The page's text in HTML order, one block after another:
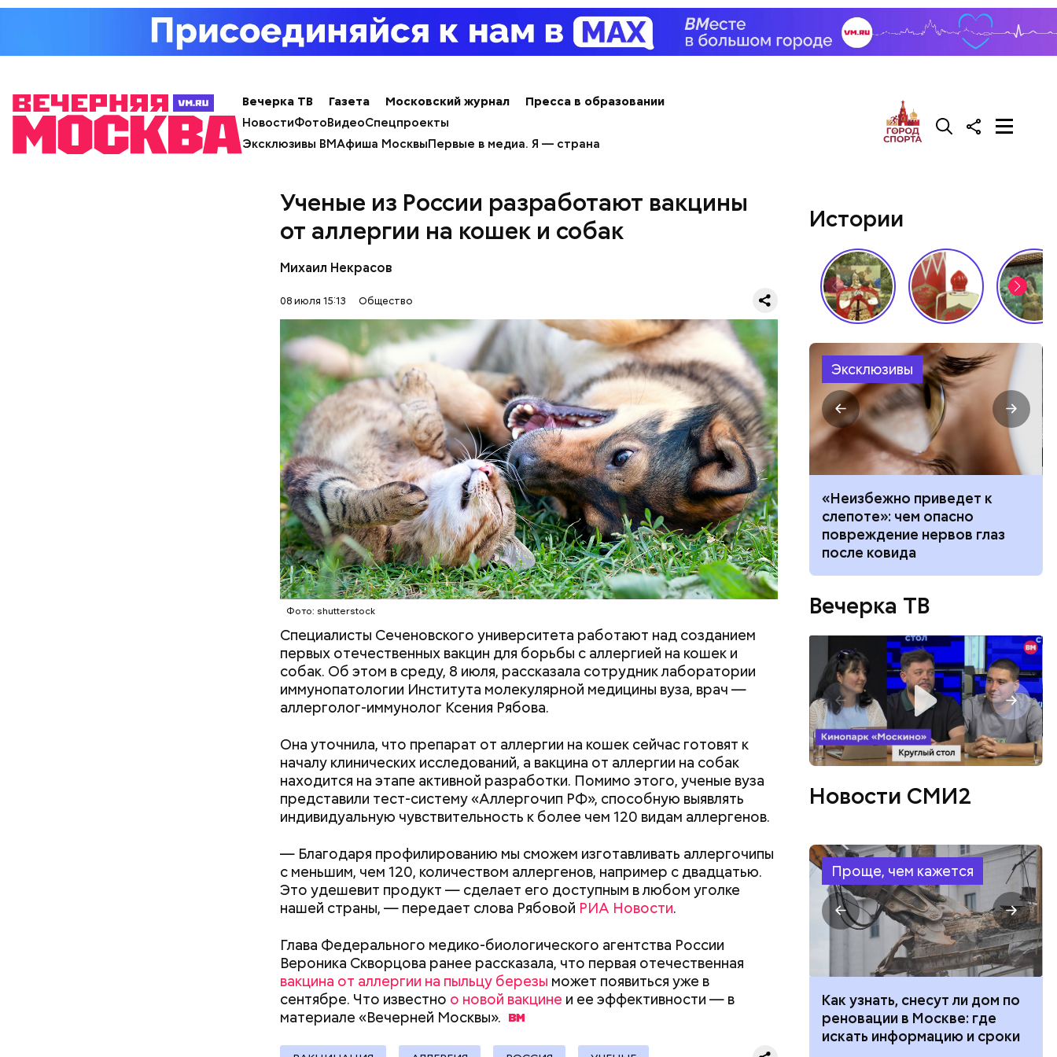
Вечерка ТВ Газета Московский журнал
Пресса в образовании
НовостиФотоВидеоСпецпроекты
Эксклюзивы ВМАфиша МосквыПервые в медиа. Я — страна
Ученые из России разработают вакцины
от аллергии на кошек и собак
Михаил Некрасов
08 июля 15:13 Общество
Фото: shutterstock
Специалисты Сеченовского университета работают над созданием
первых отечественных вакцин для борьбы с аллергией на кошек и
собак. Об этом в среду, 8 июля, рассказала сотрудник лаборатории
иммунопатологии Института молекулярной медицины вуза, врач —
аллерголог-иммунолог Ксения Рябова.
Она уточнила, что препарат от аллергии на кошек сейчас готовят к
началу клинических исследований, а вакцина от аллергии на собак
находится на этапе активной разработки. Помимо этого, ученые вуза
представили тест-систему «Аллергочип РФ», способную выявлять
индивидуальную чувствительность к более чем 120 видам аллергенов.
— Благодаря профилированию мы сможем изготавливать аллергочипы
с меньшим, чем 120, количеством аллергенов, например с двадцатью.
Это удешевит продукт — сделает его доступным в любом уголке
нашей страны, — передает слова Рябовой РИА Новости.
Глава Федерального медико-биологического агентства России
Вероника Скворцова ранее рассказала, что первая отечественная
вакцина от аллергии на пыльцу березы может появиться уже в
сентябре. Что известно о новой вакцине и ее эффективности — в
материале «Вечерней Москвы».
Международный день холостяка
В Международный день холостяка все мужчины без пары видятся со
своими друзьями, устраивают вечеринки, играют в видеоигры и
проводят время, наслаждаясь свободой и независимостью, пока это
возможно, ведь может быть и так, что через год они уже не будут
холостяками.
День малины со сливками
— Кабачки, порезанные кубиками, нужно легко обжарить на
Спагетти из кабачков
Ингредиенты:
Истории
Эксклюзивы
Людей разбросало по
проезжей части: как
легковушка сбила толпу
пешеходов в Омске
«Семьей это назвать
сложно»: как зависимость от
смартфона убивает любовь в
паре
«Неизбежно приведет к
слепоте»: чем опасно
повреждение нервов глаз
после ковида
Вечерка ТВ
Новости СМИ2
Проще, чем кажется
Как поменять батареи дома и
не получить штраф
Как получить до 100 тысяч
Как узнать, снесут ли дом по
реновации в Москве: где
искать информацию и сроки